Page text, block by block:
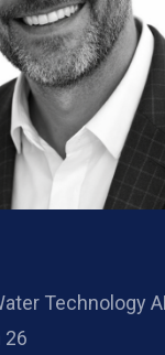
Technology
26